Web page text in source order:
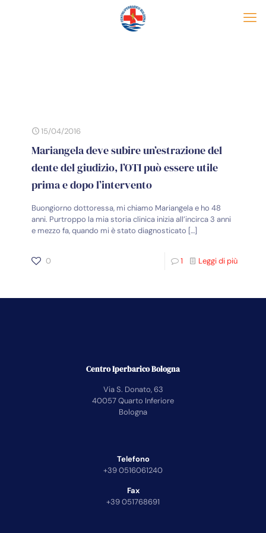
15/04/2016
Mariangela deve subire un’estrazione del
dente del giudizio, l’OTI può essere utile
prima e dopo l’intervento
Buongiorno dottoressa, mi chiamo Mariangela e ho 48
anni. Purtroppo la mia storia clinica inizia all’incirca 3 anni
e mezzo fa, quando mi è stato diagnosticato […]
0 1 Leggi di più
Centro Iperbarico Bologna
Via S. Donato, 63
40057 Quarto Inferiore
Bologna
Telefono
+39 0516061240
Fax
+39 051768691